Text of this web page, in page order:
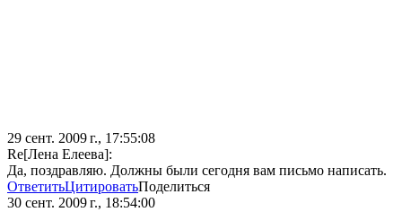
29 сент. 2009 г., 17:55:08
Re[Лена Елеева]:
Да, поздравляю. Должны были сегодня вам письмо написать.
ОтветитьЦитироватьПоделиться
30 сент. 2009 г., 18:54:00